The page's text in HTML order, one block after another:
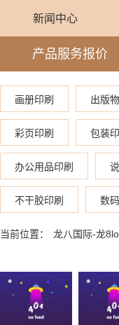
新闻中心
产品服务报价
画册印刷 出版
彩页印刷 包装
办公用品印刷
不干胶印刷 数
当前位置： 龙八国际-龙